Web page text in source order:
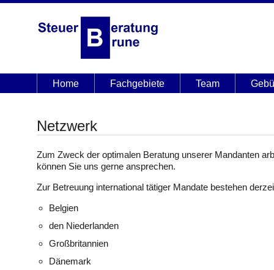
Home Fachgebiete Team
Netzwerk
Zum Zweck der optimalen Beratung unserer Mandanten
können Sie uns gerne ansprechen.
Zur Betreuung international tätiger Mandate bestehen
Belgien
den Niederlanden
Großbritannien
Dänemark